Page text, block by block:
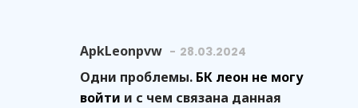
ApkLeonpvw 28.03.2024
Одни проблемы. БК леон не могу
войти и с чем связана данная